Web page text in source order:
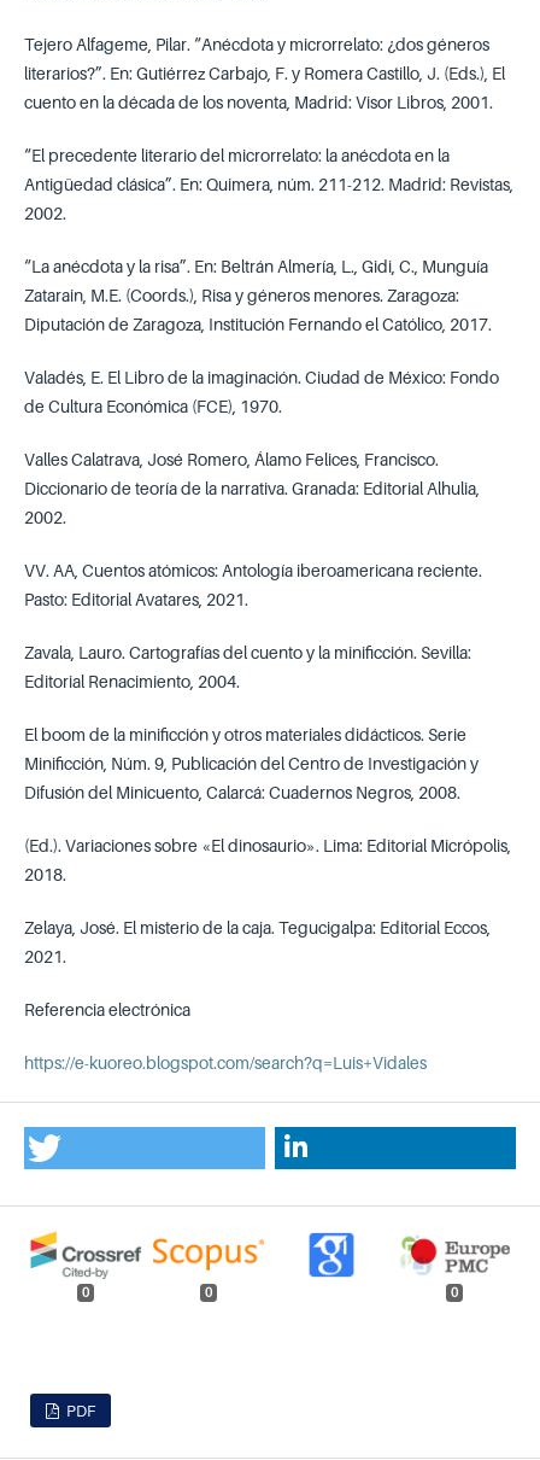
Tejero Alfageme, Pilar. “Anécdota y microrrelato: ¿dos géneros
literarios?”. En: Gutiérrez Carbajo, F. y Romera Castillo, J. (Eds.), El
cuento en la década de los noventa, Madrid: Visor Libros, 2001.
“El precedente literario del microrrelato: la anécdota en la
Antigüedad clásica”. En: Quimera, núm. 211-212. Madrid: Revistas,
2002.
“La anécdota y la risa”. En: Beltrán Almería, L., Gidi, C., Munguía
Zatarain, M.E. (Coords.), Risa y géneros menores. Zaragoza:
Diputación de Zaragoza, Institución Fernando el Católico, 2017.
Valadés, E. El Libro de la imaginación. Ciudad de México: Fondo
de Cultura Económica (FCE), 1970.
Valles Calatrava, José Romero, Álamo Felices, Francisco.
Diccionario de teoría de la narrativa. Granada: Editorial Alhulia,
2002.
VV. AA, Cuentos atómicos: Antología iberoamericana reciente.
Pasto: Editorial Avatares, 2021.
Zavala, Lauro. Cartografías del cuento y la minificción. Sevilla:
Editorial Renacimiento, 2004.
El boom de la minificción y otros materiales didácticos. Serie
Minificción, Núm. 9, Publicación del Centro de Investigación y
Difusión del Minicuento, Calarcá: Cuadernos Negros, 2008.
(Ed.). Variaciones sobre «El dinosaurio». Lima: Editorial Micrópolis,
2018.
Zelaya, José. El misterio de la caja. Tegucigalpa: Editorial Eccos,
2021.
Referencia electrónica
https://e-kuoreo.blogspot.com/search?q=Luis+Vidales
PDF
0 0 0